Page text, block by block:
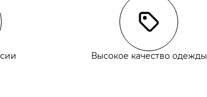
СДЭК
Высокое качество одежды